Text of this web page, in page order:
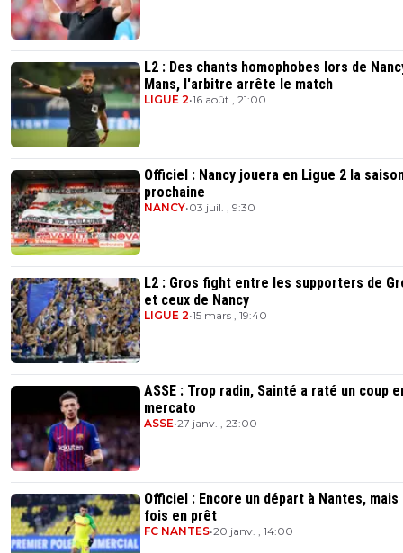
L2 : Des chants homophobes lors de
Mans, l'arbitre arrête le match
LIGUE 2•16 août , 21:00
Officiel : Nancy jouera en Ligue 2 la
prochaine
NANCY•03 juil. , 9:30
L2 : Gros fight entre les supporters de
et ceux de Nancy
LIGUE 2•15 mars , 19:40
ASSE : Trop radin, Sainté a raté un coup
mercato
ASSE•27 janv. , 23:00
Officiel : Encore un départ à Nantes,
fois en prêt
FC NANTES•20 janv. , 14:00